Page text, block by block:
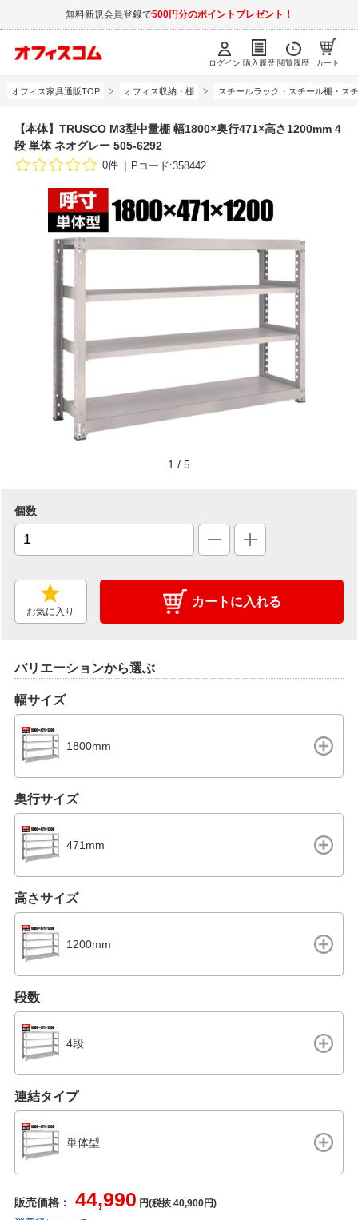
無料新規会員登録で500円分のポイントプレゼント！
ログイン 購入履歴 閲覧履歴 カート
オフィス家具通販TOP オフィス収納・棚 スチールラック・スチール棚・ス
【本体】TRUSCO M3型中量棚 幅1800×奥行471×高さ1200mm 4
段 単体 ネオグレー 505-6292
0件 Pコード:358442
1 / 5
個数
お気に入り
カートに入れる
バリエーションから選ぶ
幅サイズ
1800mm
奥行サイズ
471mm
高さサイズ
1200mm
段数
4段
連結タイプ
単体型
販売価格： 44,990 円(税抜 40,900円)